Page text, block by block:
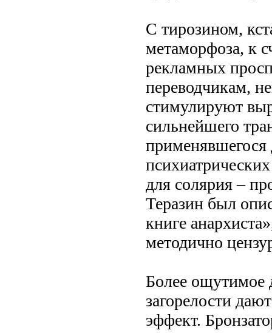
С тирозином,
метаморфоза, к
рекламных
переводчикам,
стимулируют
сильнейшего
применявшегося
для солярия –
Теразин был
книге
методично
Более ощутимое
загорелости
эффект.